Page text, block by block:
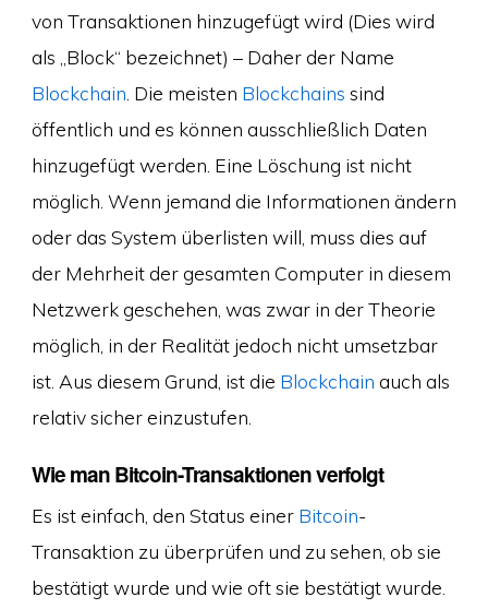
von Transaktionen hinzugefügt wird (Dies wird
als „Block“ bezeichnet) – Daher der Name
Blockchain . Die meisten Blockchains sind
öffentlich und es können ausschließlich Daten
hinzugefügt werden. Eine Löschung ist nicht
möglich. Wenn jemand die Informationen ändern
oder das System überlisten will, muss dies auf
der Mehrheit der gesamten Computer in diesem
Netzwerk geschehen, was zwar in der Theorie
möglich, in der Realität jedoch nicht umsetzbar
ist. Aus diesem Grund, ist die Blockchain auch als
relativ sicher einzustufen.
Wie man Bitcoin-Transaktionen verfolgt
Es ist einfach, den Status einer Bitcoin-
Transaktion zu überprüfen und zu sehen, ob sie
bestätigt wurde und wie oft sie bestätigt wurde.